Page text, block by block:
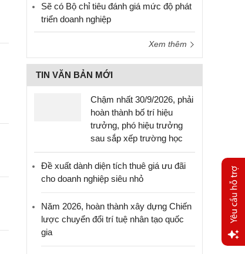
Sẽ có Bộ chỉ tiêu đánh giá mức độ phát
triển doanh nghiệp
Xem thêm
TIN VĂN BẢN MỚI
Chậm nhất 30/9/2026, phải
hoàn thành bố trí hiệu
trưởng, phó hiệu trưởng
sau sắp xếp trường học
Đề xuất dành diện tích thuê giá ưu đãi
cho doanh nghiệp siêu nhỏ
Năm 2026, hoàn thành xây dựng Chiến
lược chuyển đổi trí tuệ nhân tạo quốc
gia